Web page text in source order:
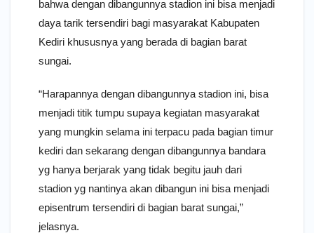
bahwa dengan dibangunnya stadion ini bisa menjadi
daya tarik tersendiri bagi masyarakat Kabupaten
Kediri khususnya yang berada di bagian barat
sungai.
“Harapannya dengan dibangunnya stadion ini, bisa
menjadi titik tumpu supaya kegiatan masyarakat
yang mungkin selama ini terpacu pada bagian timur
kediri dan sekarang dengan dibangunnya bandara
yg hanya berjarak yang tidak begitu jauh dari
stadion yg nantinya akan dibangun ini bisa menjadi
episentrum tersendiri di bagian barat sungai,”
jelasnya.